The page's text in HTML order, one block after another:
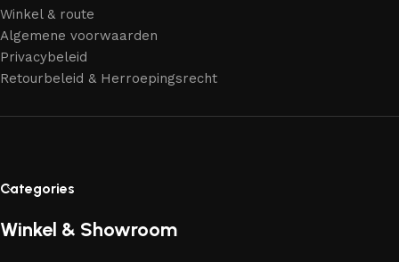
Winkel & route
Algemene voorwaarden
Privacybeleid
Retourbeleid & Herroepingsrecht
Categories
Winkel & Showroom